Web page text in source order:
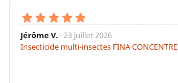
Jérôme V. · 23 juillet 2026
Insecticide multi-insectes FINA